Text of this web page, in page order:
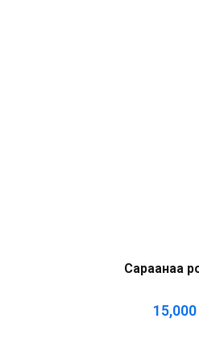
Сараанаа
15,000